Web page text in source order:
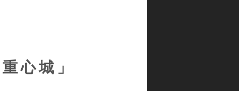
心城」